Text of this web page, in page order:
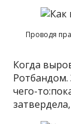
Проводя
Когда
Ротбандом.
чего-